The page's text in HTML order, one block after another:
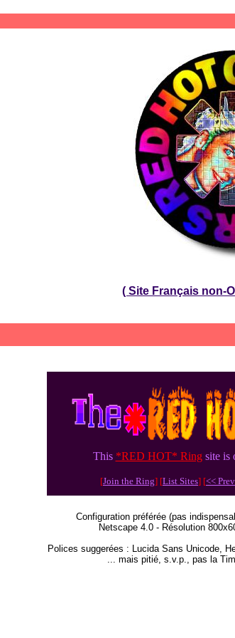
( Site Français non-
This *RED HOT* Ring site is
[Join the Ring] [List Sites] [<< Prev
Configuration préférée (pas
Netscape 4.0 - Résolution
Polices suggerées : Lucida Sans Unicode,
... mais pitié, s.v.p., pas la